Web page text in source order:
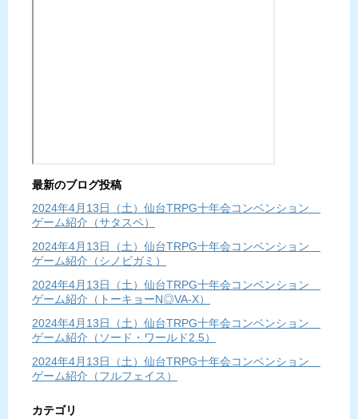
最新のブログ投稿
2024年4月13日（土）仙台TRPG十年会コンベンション
ゲーム紹介（サタスペ）
2024年4月13日（土）仙台TRPG十年会コンベンション
ゲーム紹介（シノビガミ）
2024年4月13日（土）仙台TRPG十年会コンベンション
ゲーム紹介（トーキョーN◎VA-X）
2024年4月13日（土）仙台TRPG十年会コンベンション
ゲーム紹介（ソード・ワールド2.5）
2024年4月13日（土）仙台TRPG十年会コンベンション
ゲーム紹介（フルフェイス）
カテゴリ